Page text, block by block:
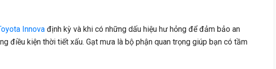
Innova định kỳ và khi có những dấu hiệu hư hỏng để đảm bảo an
điều kiện thời tiết xấu. Gạt mưa là bộ phận quan trọng giúp bạn có tầm